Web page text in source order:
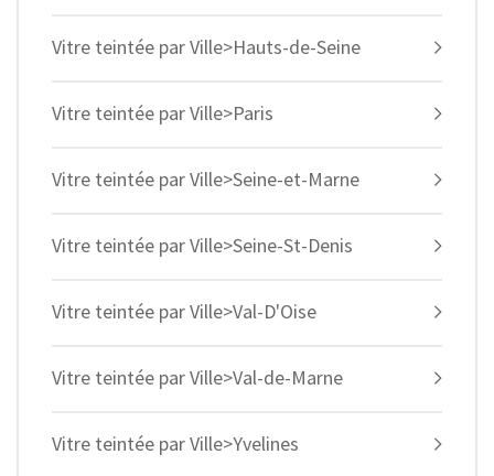
Vitre teintée par Ville>Hauts-de-Seine
Vitre teintée par Ville>Paris
Vitre teintée par Ville>Seine-et-Marne
Vitre teintée par Ville>Seine-St-Denis
Vitre teintée par Ville>Val-D'Oise
Vitre teintée par Ville>Val-de-Marne
Vitre teintée par Ville>Yvelines